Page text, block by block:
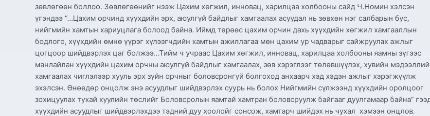
зөвлөгөөн боллоо. Зөвлөгөөнийг нээж Цахим хөгжил, инновац, харилцаа холбооны сайд Ч.Номин хэлсэн
үгэндээ “…Цахим орчинд хүүхдийн эрх, аюулгүй байдлыг хамгаалах асуудал нь зөвхөн нэг салбарын бус,
нийгмийн хамтын хариуцлага болоод байна. Иймд төрөөс цахим орчин дахь хүүхдийн хөгжил хамгааллын
бодлого, хүүхдийн өмнө үүрэг хүлээгчдийн хамтын ажиллагаа мөн цахим ур чадварыг сайжруулах ажлыг
цогцоор шийдвэрлэх цаг болжээ…Тийм ч учраас Цахим хөгжил, инновац, харилцаа холбооны яамны зүгээс
манлайлан хүүхдийн цахим орчны аюулгүй байдлыг хамгаалах, зөв хэрэглээг төлөвшүүлэх, хувийн
хамгаалах чиглэлээр хууль эрх зүйн орчныг боловсронгуй болгоход анхаарч хэд хэдэн ажлыг хэрэгжүүлж
эхэлсэн. Өнөөдөр онцолж энэ асуудлыг шийдвэрлэх суурь нь болох Нийгмийн сүлжээнд хүүхдийн оролцоог
зохицуулах тухай хуулийн төслийг Боловсролын яамтай хамтран боловсруулж байгааг дуулгамаар байна”
хүүхдийн асуудлыг шийдвэрлэхдээ тэдний дуу хоолойг сонсож, хамтарч шийдэх нь чухал хэмээн онцлов.